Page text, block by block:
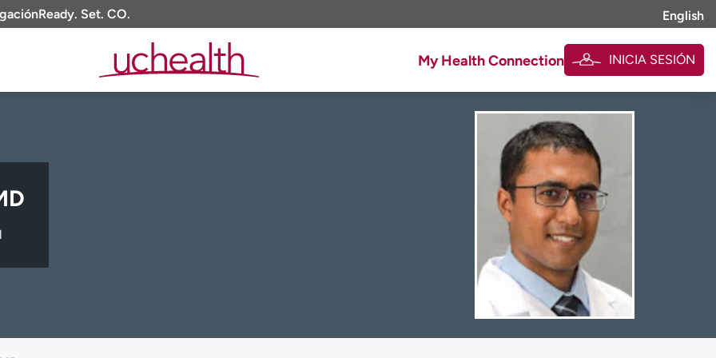
Ready. Set. CO. English
My Health Connection INICIA SESIÓN